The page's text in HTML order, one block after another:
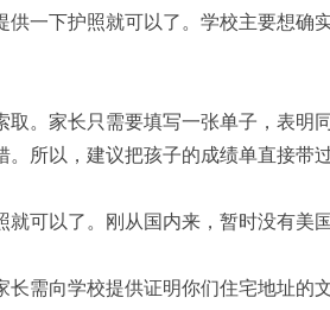
一下护照就可以了。学校主要想确
。家长只需要填写一张单子，表明
所以，建议把孩子的成绩单直接带
可以了。刚从国内来，暂时没有美
需向学校提供证明你们住宅地址